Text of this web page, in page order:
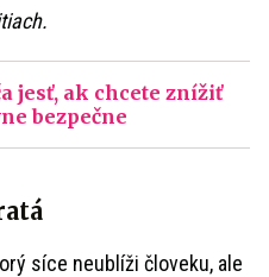
jesť, ak chcete znížiť
bezpečne
síce neublíži človeku, ale